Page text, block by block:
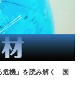
危機」を読み解く 国